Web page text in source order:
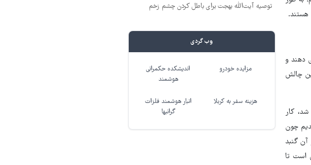
هستند.
دهند و
چالش
کار
شدیم چون
گنبد
است تا
توصیه آیت‌الله بهجت برای باطل کردن چشم زخم
وب گردی
مزایده خودرو
اندیشکده حکمرانی
هوشمند
هزینه سفر به کربلا
انبار هوشمند فلزات
گرانبها